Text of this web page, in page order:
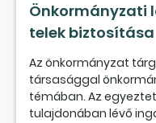
Önkormányzati
telek biztosítása
Az önkormányzat
társasággal
témában. Az
tulajdonában lévő